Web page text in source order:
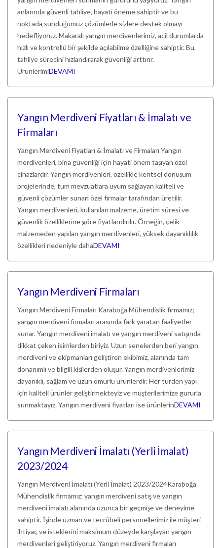
anlarında güvenli tahliye, hayati öneme sahiptir ve bu
noktada sunduğumuz çözümlerle sizlere destek olmayı
hedefliyoruz. Makaralı yangın merdivenlerimiz, acil durumlarda
hızlı ve kontrollü bir şekilde açılabilme özelliğine sahiptir. Bu,
tahliye sürecini hızlandırarak güvenliği arttırır.
ÜrünlerimiDEVAMI
Yangın Merdiveni Fiyatları & İmalatı ve
Firmaları
Yangın Merdiveni Fiyatları & İmalatı ve Firmaları Yangın
merdivenleri, bina güvenliği için hayati önem taşıyan özel
cihazlardır. Yangın merdivenleri, özellikle kentsel dönüşüm
projelerinde, tüm mevzuatlara uyum sağlayan kaliteli ve
güvenli çözümler sunan özel firmalar tarafından üretilir.
Yangın merdivenleri, kullanılan malzeme, üretim süresi ve
güvenlik özelliklerine göre fiyatlandırılır. Örneğin, çelik
malzemeden yapılan yangın merdivenleri, yüksek dayanıklılık
özellikleri nedeniyle dahaDEVAMI
Yangın Merdiveni Firmaları
Yangın Merdiveni Firmaları Karaboğa Mühendislik firmamız;
yangın merdiveni firmaları arasında fark yaratan faaliyetler
sunar. Yangın merdiveni imalatı ve yangın merdiveni satışında
dikkat çeken isimlerden biriyiz. Uzun senelerden beri yangın
merdiveni ve ekipmanları geliştiren ekibimiz, alanında tam
donanımlı ve bilgili kişilerden oluşur. Yangın merdivenlerimiz
dayanıklı, sağlam ve uzun ömürlü ürünlerdir. Her türden yapı
için kaliteli ürünler geliştirmekteyiz ve müşterilerimize gururla
sunmaktayız. Yangın merdiveni fiyatları ise ürünlerinDEVAMI
Yangın Merdiveni İmalatı (Yerli İmalat)
2023/2024
Yangın Merdiveni İmalatı (Yerli İmalat) 2023/2024Karaboğa
Mühendislik firmamız; yangın merdiveni satış ve yangın
merdiveni imalatı alanında uzunca bir geçmişe ve deneyime
sahiptir. İşinde uzman ve tecrübeli personellerimiz ile müşteri
ihtiyaç ve isteklerini maksimum düzeyde karşılayan yangın
merdivenleri geliştiriyoruz. Yangın merdiveni firmaları